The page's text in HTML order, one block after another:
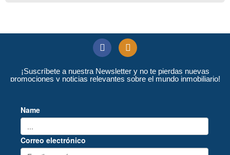
¡Suscríbete a nuestra Newsletter y no te pierdas nuevas
promociones y noticias relevantes sobre el mundo inmobiliario!